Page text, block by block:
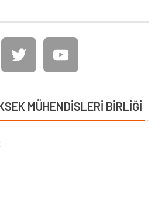
MÜHENDISLERI BIRLIĞI